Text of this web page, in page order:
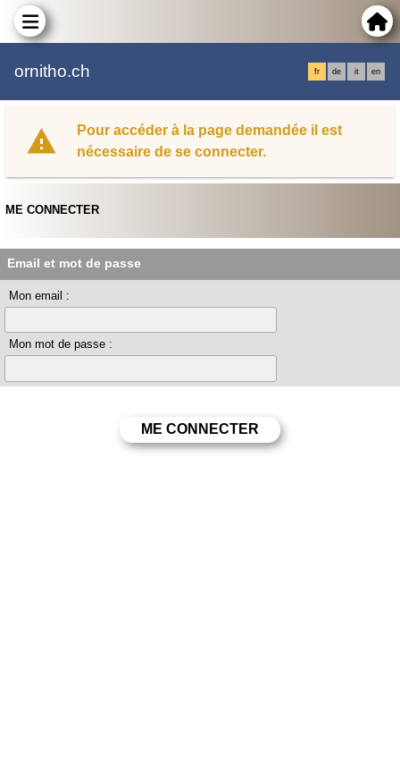
ornitho.ch fr de it en
Pour accéder à la page demandée il est
nécessaire de se connecter.
ME CONNECTER
Email et mot de passe
Mon email :
Mon mot de passe :